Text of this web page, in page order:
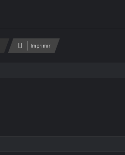
Imprimir